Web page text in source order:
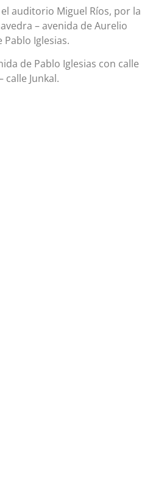
auditorio Miguel Ríos, por la
– avenida de Aurelio
Pablo Iglesias.
de Pablo Iglesias con calle
calle Junkal.